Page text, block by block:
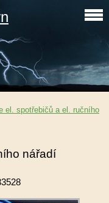
el. spotřebičů a el. ručního
nářadí